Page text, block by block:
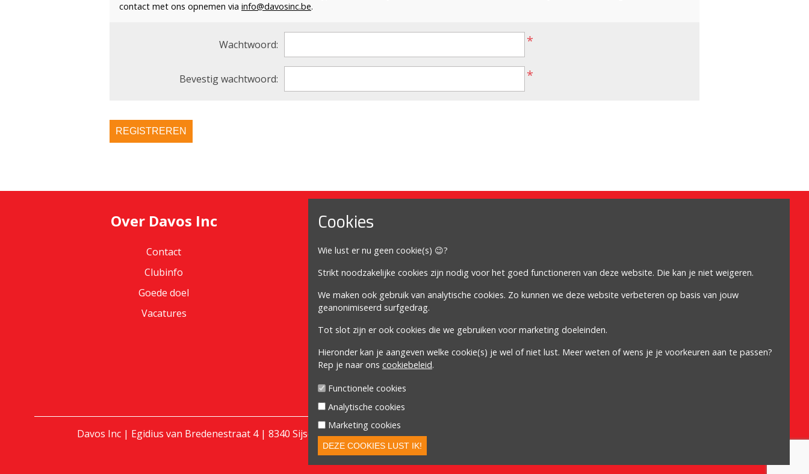
Cookies
Wie lust er nu geen cookie(s) 😉?
Strikt noodzakelijke cookies zijn nodig voor het goed functioneren van deze website. Die kan je niet weigeren.
We maken ook gebruik van analytische cookies. Zo kunnen we deze website verbeteren op basis van jouw
geanonimiseerd surfgedrag.
Tot slot zijn er ook cookies die we gebruiken voor marketing doeleinden.
Hieronder kan je aangeven welke cookie(s) je wel of niet lust. Meer weten of wens je je voorkeuren aan te passen?
Rep je naar ons cookiebeleid.
Functionele cookies
Analytische cookies
Marketing cookies
DEZE COOKIES LUST IK!
contact met ons opnemen via info@davosinc.be.
Wachtwoord: *
Bevestig wachtwoord: *
REGISTREREN
Over Davos Inc
Contact
Clubinfo
Goede doel
Vacatures
Mijn account
Mijn account
Bestellingen
Adressen
Winkelwagen
Cookiebeleid
Privacybeleid
Volg ons
Davos Inc | Egidius van Bredenestraat 4 | 8340 Sijsele/Damme | GSM0477 76 13 47
Powered bynopCommerce